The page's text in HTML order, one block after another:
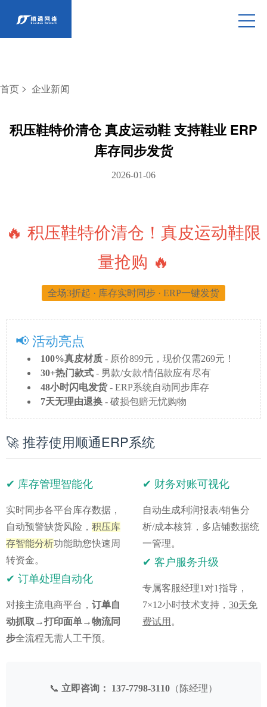
首页 > 企业新闻
积压鞋特价清仓 真皮运动鞋 支持鞋业 ERP
库存同步发货
2026-01-06
🔥 积压鞋特价清仓！真皮运动鞋限
量抢购 🔥
全场3折起 · 库存实时同步 · ERP一键发货
📢 活动亮点
100%真皮材质 - 原价899元，现价仅需269元！
30+热门款式 - 男款/女款/情侣款应有尽有
48小时闪电发货- ERP系统自动同步库存
7天无理由退换 - 破损包赔无忧购物
🚀 推荐使用顺通ERP系统
✔ 库存管理智能化
实时同步各平台库存数据，
自动预警缺货风险， 积压库
存智能分析功能助您快速周
转资金。
✔ 订单处理自动化
对接主流电商平台， 订单自
动抓取→打印面单→物流同
步全流程无需人工干预。
✔ 财务对账可视化
自动生成利润报表/销售分
析/成本核算 ，多店铺数据统
一管理。
✔ 客户服务升级
专属客服经理1对1指导，
7×12小时技术支持， 30天免
费试用 。
📞 立即咨询： 137-7798-3110 （陈经理）